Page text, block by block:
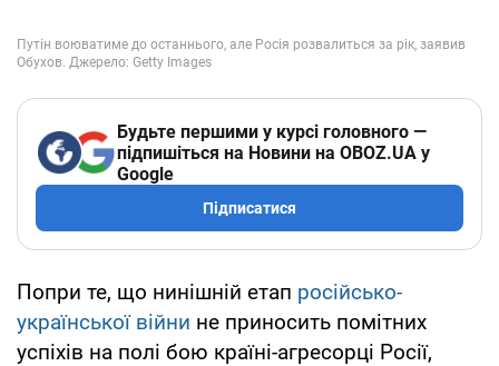
Будьте першими у курсі головного —
підпишіться на Новини на OBOZ.UA у
Google
Підписатися
Попри те, що нинішній етап російсько-
української війни не приносить помітних
успіхів на полі бою країні-агресорці Росії,